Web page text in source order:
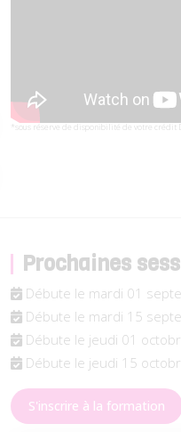
*sous réserve de disponibilité de votre crédit
Prochaines
Débute le mardi 01
Débute le mardi 15
Débute le jeudi 01
Débute le jeudi 15
S'inscrire à la formation